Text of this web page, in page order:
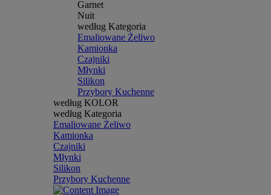
Garnet
Nuit
według Kategoria
Emaliowane Żeliwo
Kamionka
Czajniki
Młynki
Silikon
Przybory Kuchenne
według KOLOR
według Kategoria
Emaliowane Żeliwo
Kamionka
Czajniki
Młynki
Silikon
Przybory Kuchenne